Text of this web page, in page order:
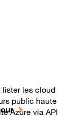
les cloud
public haute
Azure via API